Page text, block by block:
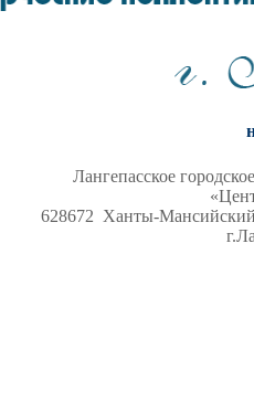
Лангепасское
628672 Ханты-